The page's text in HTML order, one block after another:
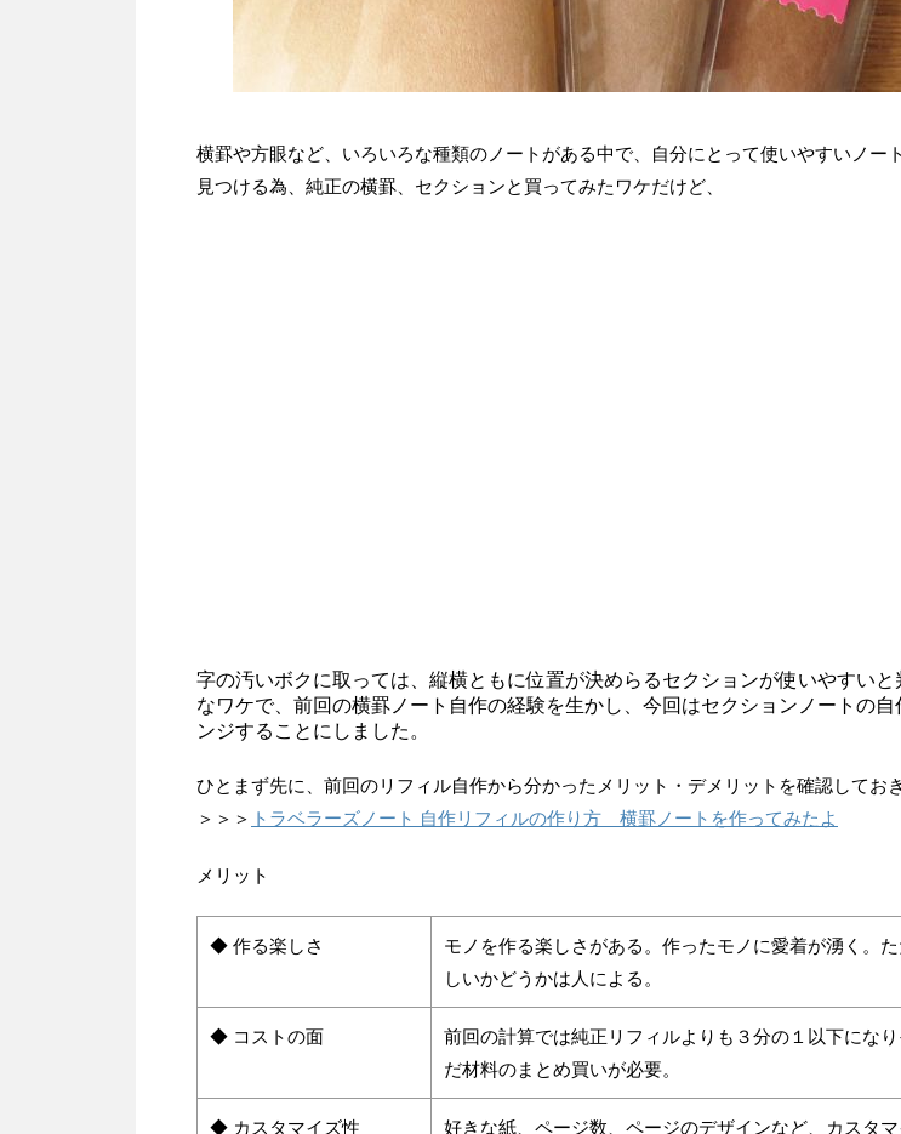
横罫や方眼など、いろいろな種類のノートがある中で、自分にとって使いやすいノー
見つける為、純正の横罫、セクションと買ってみたワケだけど、
字の汚いボクに取っては、縦横ともに位置が決めらるセクションが使いやすいと
なワケで、前回の横罫ノート自作の経験を生かし、今回はセクションノートの自
ンジすることにしました。
ひとまず先に、前回のリフィル自作から分かったメリット・デメリットを確認しておき
＞＞＞ トラベラーズノート 自作リフィルの作り方 横罫ノートを作ってみたよ
メリット
◆ 作る楽しさ
モノを作る楽しさがある。作ったモノに愛着が湧く。
しいかどうかは人による。
◆ コストの面
前回の計算では純正リフィルよりも３分の１以下にな
だ材料のまとめ買いが必要。
◆ カスタマイズ性
好きな紙、ページ数、ページのデザインなど、カスタ